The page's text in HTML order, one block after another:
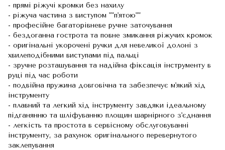
- прямі ріжучі кромки без нахилу
- ріжуча частина з виступом ""п'ятою""
- професійне багаторівневе ручне заточування
- бездоганна гострота та повне змикання ріжучих кромок
- оригінальні укорочені ручки для невеликої долоні з
хвилеподібними виступами під пальці
- зручне розташування та надійна фіксація інструменту в
руці під час роботи
- подвійна пружина довговічна та забезпечує м'який хід
інструменту
- плавний та легкий хід інструменту завдяки ідеальному
підганянню та шліфуванню площин шарнірного з'єднання
- легкість та простота в сервісному обслуговуванні
інструменту, за рахунок оригінального перевернутого
заклепування